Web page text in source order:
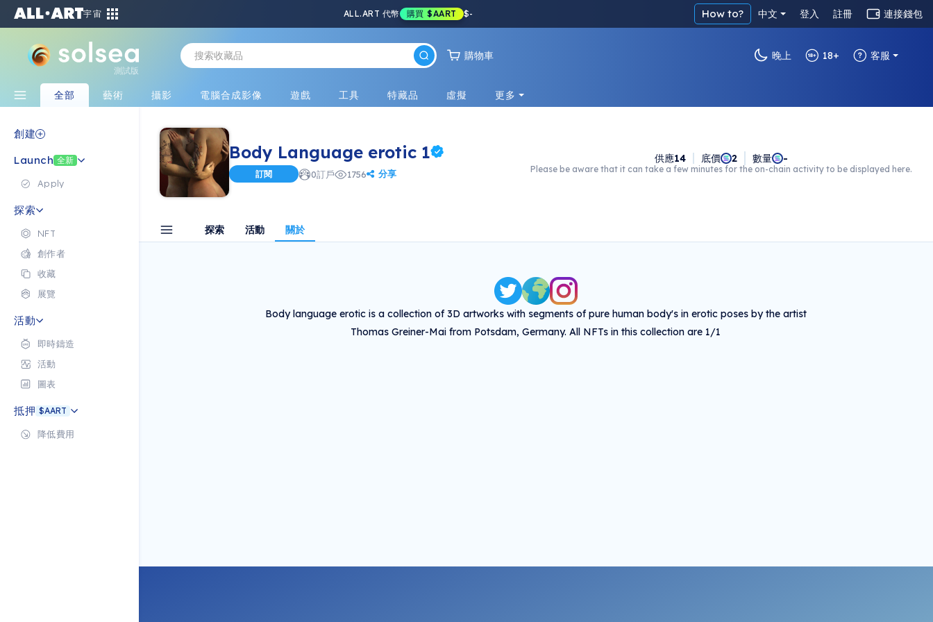
宇宙 ALL.ART 代幣 購買 $AART $- How to? 中文 登入 註冊 連接錢包
測試版
購物車 晚上 18+ 客服
全部 藝術 攝影 電腦合成影像 遊戲 工具 特藏品 虛擬 更多
創建
Launch 全新
Apply
探索
NFT
創作者
收藏
展覽
活動
即時鑄造
活動
圖表
抵押 $AART
降低費用
Body Language erotic 1
訂閱 0訂戶 1756 分享
供應14 底價 2 數量 -
Please be aware that it can take a few minutes for the on-chain activity to be displayed here.
探索 活動 關於
Body language erotic is a collection of 3D artworks with segments of pure human body's in erotic poses by the artist
Thomas Greiner-Mai from Potsdam, Germany. All NFTs in this collection are 1/1